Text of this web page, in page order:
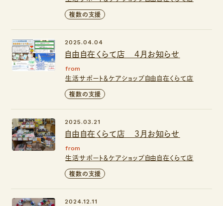
複数の支援
自由自在くらて店 ４月お知らせ
2025.04.04
from
生活サポート＆ケアショップ自由自在くらて店
複数の支援
自由自在くらて店 ３月お知らせ
2025.03.21
from
生活サポート＆ケアショップ自由自在くらて店
複数の支援
2024.12.11